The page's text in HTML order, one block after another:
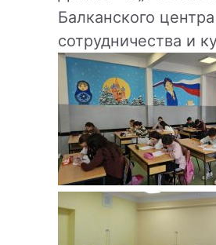
Балканского
сотрудничества и